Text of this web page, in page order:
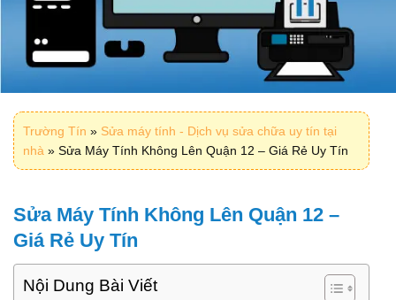
Trường Tín » Sửa máy tính - Dịch vụ sửa chữa uy tín tại
nhà » Sửa Máy Tính Không Lên Quận 12 – Giá Rẻ Uy Tín
Sửa Máy Tính Không Lên Quận 12 –
Giá Rẻ Uy Tín
Nội Dung Bài Viết